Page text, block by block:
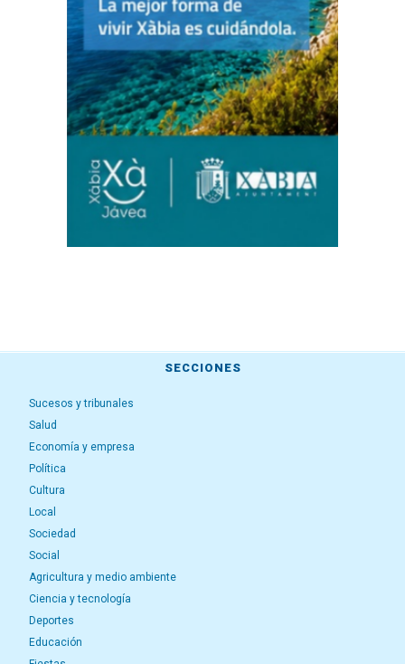
SECCIONES
Sucesos y tribunales
Salud
Economía y empresa
Política
Cultura
Local
Sociedad
Social
Agricultura y medio ambiente
Ciencia y tecnología
Deportes
Educación